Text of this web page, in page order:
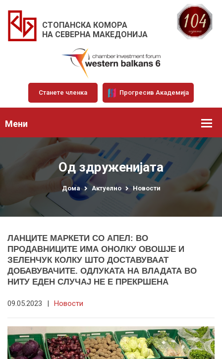
СТОПАНСКА КОМОРА
НА СЕВЕРНА МАКЕДОНИЈА
Станете членка Прогресив Академија
Мени
Од здруженијата
Дома Актуелно Новости
ЛАНЦИТЕ МАРКЕТИ СО АПЕЛ: ВО
ПРОДАВНИЦИТЕ ИМА ОНОЛКУ ОВОШЈЕ И
ЗЕЛЕНЧУК КОЛКУ ШТО ДОСТАВУВААТ
ДОБАВУВАЧИТЕ. ОДЛУКАТА НА ВЛАДАТА ВО
НИТУ ЕДЕН СЛУЧАЈ НЕ Е ПРЕКРШЕНА
09.05.2023 | Новости